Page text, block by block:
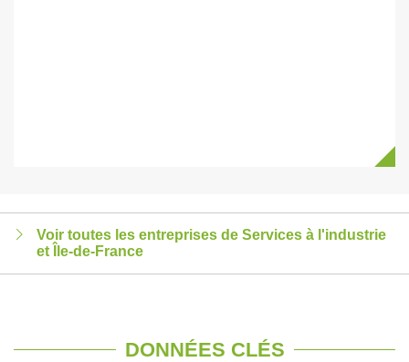
Voir toutes les entreprises de Services à l'industrie
et Île-de-France
DONNÉES CLÉS